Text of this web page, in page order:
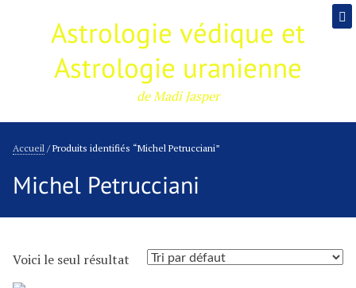
Astrologie védique et
Astrologie uranienne
de Madi Jasper
Accueil / Produits identifiés “Michel Petrucciani”
Michel Petrucciani
Voici le seul résultat